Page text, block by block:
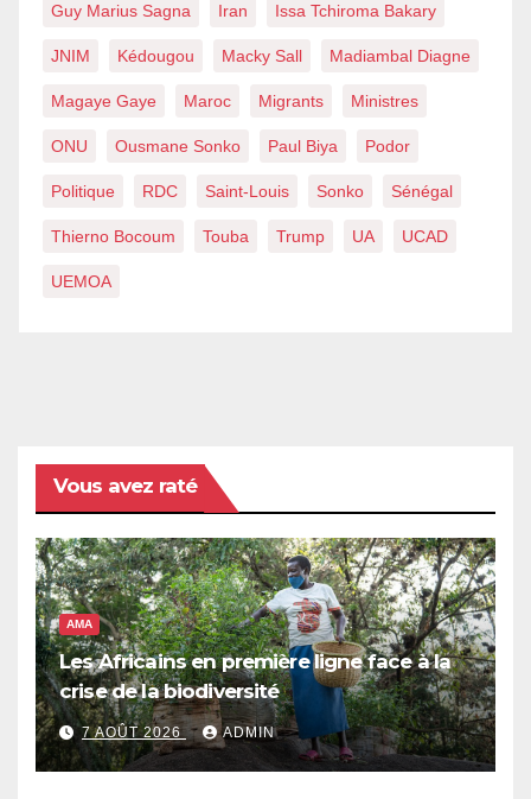
Guy Marius Sagna Iran Issa Tchiroma Bakary
JNIM Kédougou Macky Sall Madiambal Diagne
Magaye Gaye Maroc Migrants Ministres
ONU Ousmane Sonko Paul Biya Podor
Politique RDC Saint-Louis Sonko Sénégal
Thierno Bocoum Touba Trump UA UCAD
UEMOA
Vous avez raté
AMA
Les Africains en première ligne face à la
crise de la biodiversité
7 AOÛT 2026 ADMIN